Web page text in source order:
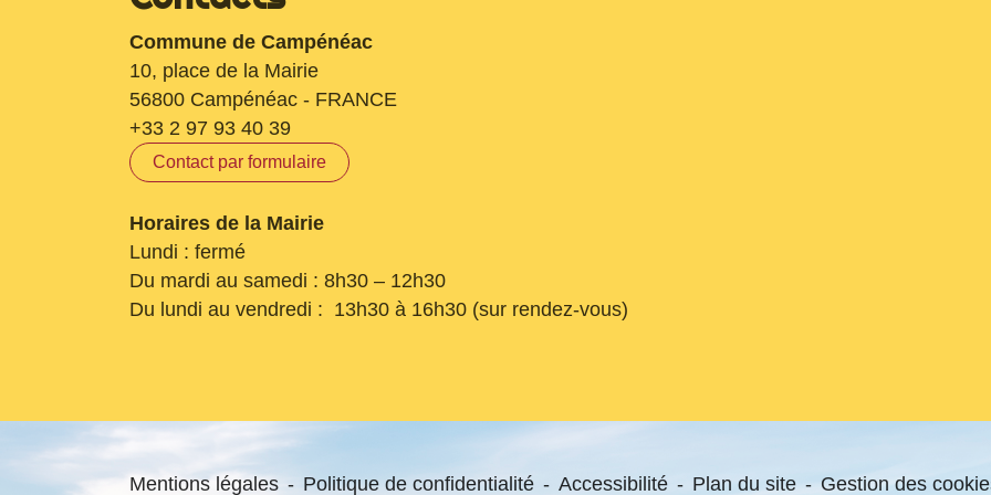
Commune de Campénéac
10, place de la Mairie
56800 Campénéac - FRANCE
+33 2 97 93 40 39
Contact par formulaire
Horaires de la Mairie
Lundi : fermé
Du mardi au samedi : 8h30 – 12h30
Du lundi au vendredi : 13h30 à 16h30 (sur rendez-vous)
Mentions légales - Politique de confidentialité - Accessibilité - Plan du site - Gestion des